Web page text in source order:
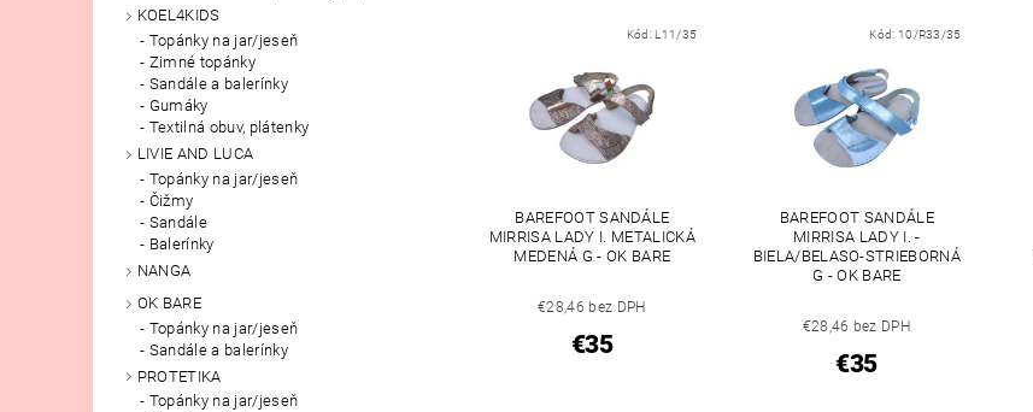
KOEL4KIDS
Topánky na jar/jeseň
Zimné topánky
Sandále a balerínky
Gumáky
Textilná obuv, plátenky
LIVIE AND LUCA
Topánky na jar/jeseň
Čižmy
Sandále
Balerínky
NANGA
OK BARE
Topánky na jar/jeseň
Sandále a balerínky
PROTETIKA
Topánky na jar/jeseň
Kód: L11/35
BAREFOOT SANDÁLE
MIRRISA LADY I. METALICKÁ
MEDENÁ G - OK BARE
€28,46 bez DPH
€35
Kód: 10/R33/35
BAREFOOT SANDÁLE
MIRRISA LADY I. -
BIELA/BELASO-STRIEBORNÁ
G - OK BARE
€28,46 bez DPH
€35